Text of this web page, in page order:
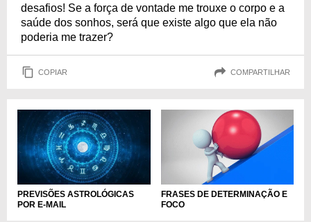
desafios! Se a força de vontade me trouxe o corpo e a
saúde dos sonhos, será que existe algo que ela não
poderia me trazer?
COPIAR COMPARTILHAR
PREVISÕES ASTROLÓGICAS
POR E-MAIL
FRASES DE DETERMINAÇÃO E
FOCO